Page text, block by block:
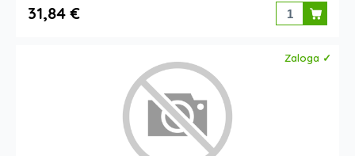
31,84 €
Zaloga ✓